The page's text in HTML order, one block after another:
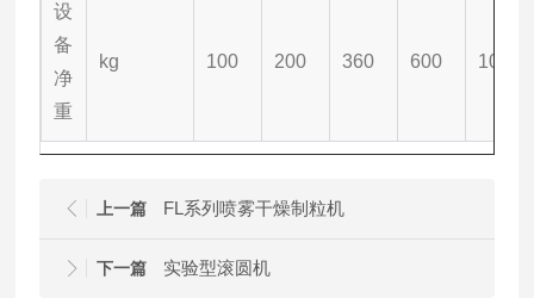
设
备
净
重
kg 100 200 360 600 1000
上一篇 FL系列喷雾干燥制粒机
下一篇 实验型滚圆机